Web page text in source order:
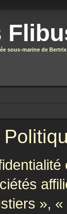
sous-marine de Bertrix
»,